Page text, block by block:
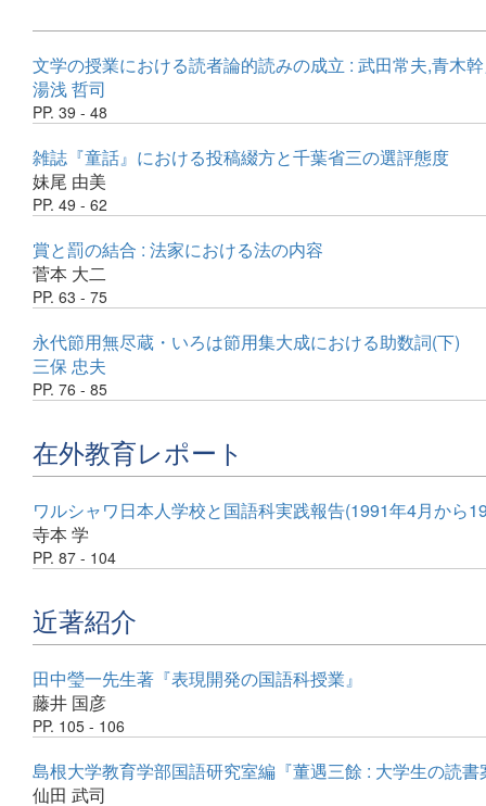
文学の授業における読者論的読みの成立 : 武田常夫,青木
湯浅 哲司
PP. 39 - 48
雑誌『童話』における投稿綴方と千葉省三の選評態度
妹尾 由美
PP. 49 - 62
賞と罰の結合 : 法家における法の内容
菅本 大二
PP. 63 - 75
永代節用無尽蔵・いろは節用集大成における助数詞(下)
三保 忠夫
PP. 76 - 85
在外教育レポート
ワルシャワ日本人学校と国語科実践報告(1991年4月から
寺本 学
PP. 87 - 104
近著紹介
田中瑩一先生著『表現開発の国語科授業』
藤井 国彦
PP. 105 - 106
島根大学教育学部国語研究室編『董遇三餘 : 大学生の読書
仙田 武司